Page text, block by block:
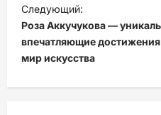
г
а
ц
Следующий:
Роза Аккучукова —
впечатляющие
мир искусства